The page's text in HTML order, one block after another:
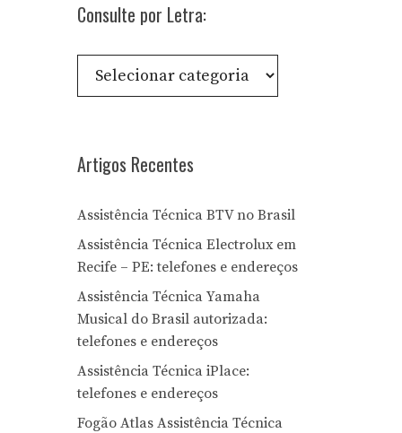
Consulte por Letra:
Consulte
Artigos Recentes
Assistência Técnica BTV no Brasil
Assistência Técnica Electrolux em
Recife – PE: telefones e endereços
Assistência Técnica Yamaha
Musical do Brasil autorizada:
telefones e endereços
Assistência Técnica iPlace:
telefones e endereços
Fogão Atlas Assistência Técnica